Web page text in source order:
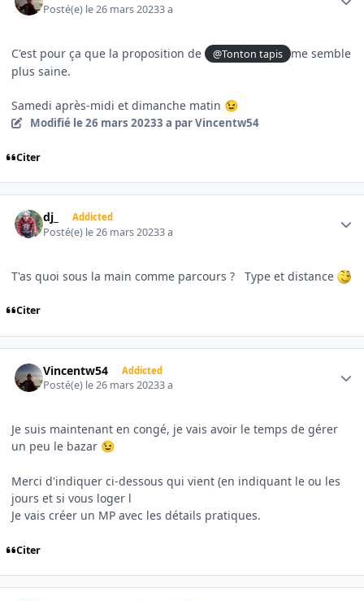
Posté(e) le 26 mars 20233 a
C'est pour ça que la proposition de @Tonton tapis
me semble
plus saine.
Samedi après-midi et dimanche matin 😉
Modifié le 26 mars 20233 a par Vincentw54
Citer
dj_ Addicted
Posté(e) le 26 mars 20233 a
T'as quoi sous la main comme parcours ? Type et distance
Citer
Vincentw54 Addicted
Posté(e) le 26 mars 20233 a
Je suis maintenant en congé, je vais avoir le temps de gérer
un peu le bazar 😉
Merci d'indiquer ci-dessous qui vient (en indiquant le ou les
jours et si vous loger l
Je vais créer un MP avec les détails pratiques.
Citer